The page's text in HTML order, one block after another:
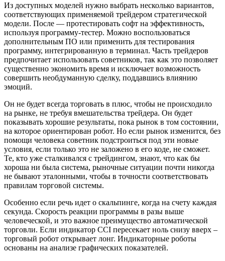
Из доступных моделей нужно выбрать несколько вариантов,
соответствующих применяемой трейдером стратегической
модели. После — протестировать софт на эффективность,
используя программу-тестер. Можно воспользоваться
дополнительным ПО или применить для тестирования
программу, интегрированную в терминал. Часть трейдеров
предпочитает использовать советников, так как это позволяет
существенно экономить время и исключает возможность
совершить необдуманную сделку, поддавшись влиянию
эмоций.
Он не будет всегда торговать в плюс, чтобы не происходило
на рынке, не требуя вмешательства трейдера. Он будет
показывать хорошие результаты, пока рынок в том состоянии,
на которое ориентирован робот. Но если рынок изменится, без
помощи человека советник подстроиться под эти новые
условия, если только это не заложено в его коде, не сможет.
Те, кто уже сталкивался с трейдингом, знают, что как бы
хороша ни была система, рыночные ситуации почти никогда
не бывают эталонными, чтобы в точности соответствовать
правилам торговой системы.
Особенно если речь идет о скальпинге, когда на счету каждая
секунда. Скорость реакции программы в разы выше
человеческой, и это важное преимущество автоматической
торговли. Если индикатор CCI пересекает ноль снизу вверх –
торговый робот открывает лонг. Индикаторные роботы
основаны на анализе графических показателей.